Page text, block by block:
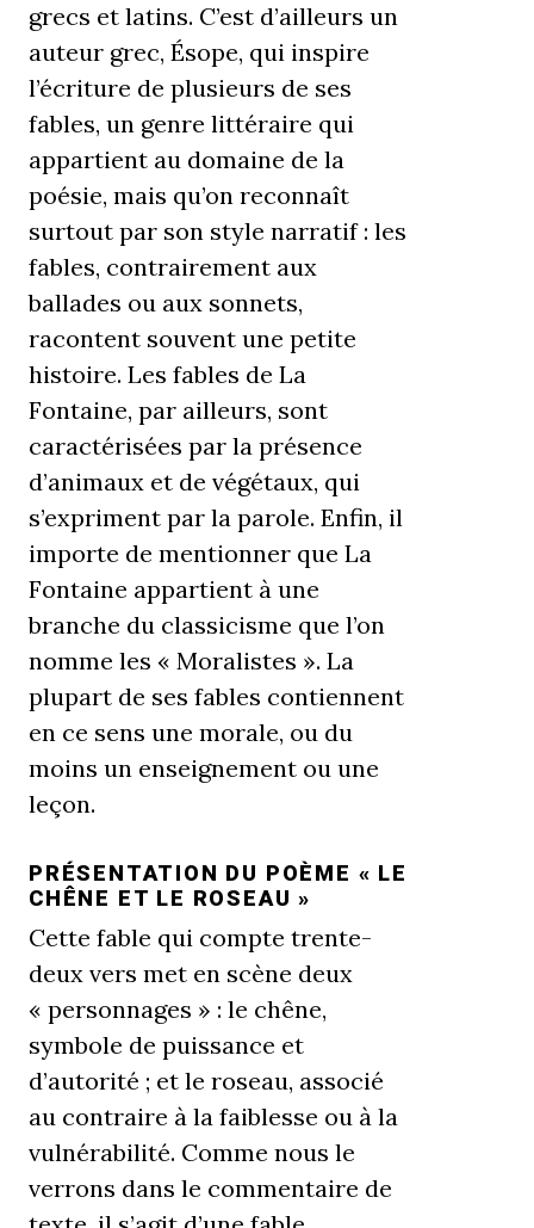
grecs et latins. C’est d’ailleurs un
auteur grec, Ésope, qui inspire
l’écriture de plusieurs de ses
fables, un genre littéraire qui
appartient au domaine de la
poésie, mais qu’on reconnaît
surtout par son style narratif : les
fables, contrairement aux
ballades ou aux sonnets,
racontent souvent une petite
histoire. Les fables de La
Fontaine, par ailleurs, sont
caractérisées par la présence
d’animaux et de végétaux, qui
s’expriment par la parole. Enfin, il
importe de mentionner que La
Fontaine appartient à une
branche du classicisme que l’on
nomme les « Moralistes ». La
plupart de ses fables contiennent
en ce sens une morale, ou du
moins un enseignement ou une
leçon.
PRÉSENTATION DU POÈME « LE
CHÊNE ET LE ROSEAU »
Cette fable qui compte trente-
deux vers met en scène deux
« personnages » : le chêne,
symbole de puissance et
d’autorité ; et le roseau, associé
au contraire à la faiblesse ou à la
vulnérabilité. Comme nous le
verrons dans le commentaire de